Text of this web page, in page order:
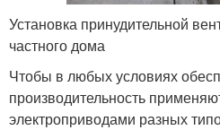
Установка принудительной
частного дома
Чтобы в любых условиях
производительность
электроприводами разных